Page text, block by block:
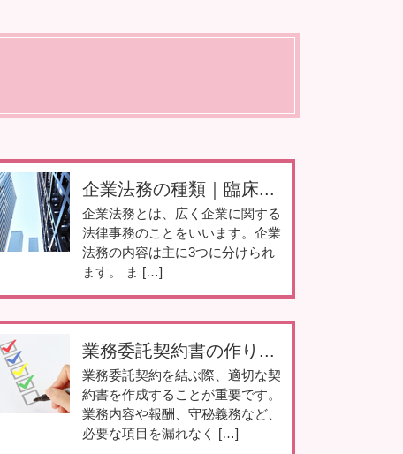
企業法務の種類｜臨床...
企業法務とは、広く企業に関する
法律事務のことをいいます。企業
法務の内容は主に3つに分けられ
ます。 ま […]
業務委託契約書の作り...
業務委託契約を結ぶ際、適切な契
約書を作成することが重要です。
業務内容や報酬、守秘義務など、
必要な項目を漏れなく […]